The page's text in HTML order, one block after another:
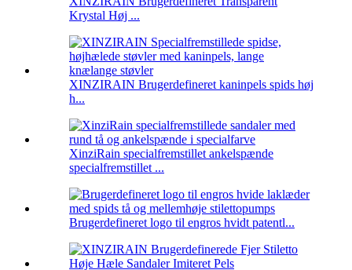
Krystal Høj ...
XINZIRAIN Brugerdefineret kaninpels spids høj
h...
XinziRain specialfremstillet ankelspænde
specialfremstillet ...
Brugerdefineret logo til engros hvidt patentl...